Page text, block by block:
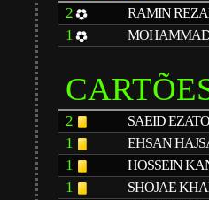
2 RAMIN
1
2 SAEID
1 EHSAN
1 HOSSEIN
1 SHOJAE